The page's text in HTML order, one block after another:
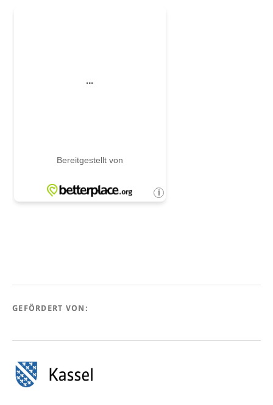
GEFÖRDERT VON: